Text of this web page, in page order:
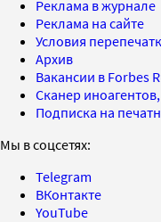
Реклама в журнале
Реклама на сайте
Условия
Архив
Вакансии в Forbes
Сканер
Подписка на
Мы в соцсетях:
Telegram
ВКонтакте
YouTube